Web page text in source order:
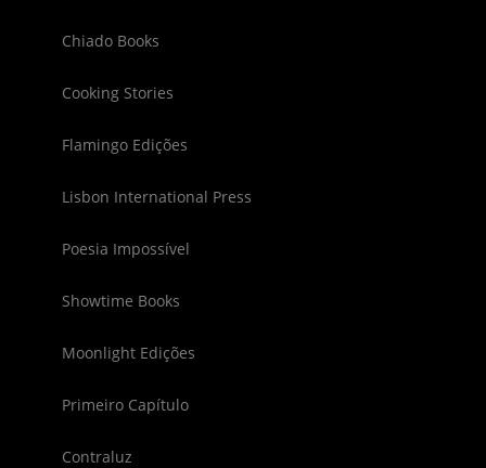
Chiado Books
Cooking Stories
Flamingo Edições
Lisbon International Press
Poesia Impossível
Showtime Books
Moonlight Edições
Primeiro Capítulo
Contraluz